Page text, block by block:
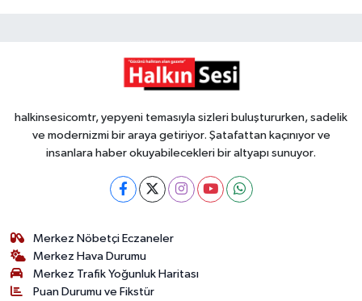
halkinsesicomtr, yepyeni temasıyla sizleri buluştururken, sadelik
ve modernizmi bir araya getiriyor. Şatafattan kaçınıyor ve
insanlara haber okuyabilecekleri bir altyapı sunuyor.
Merkez Nöbetçi Eczaneler
Merkez Hava Durumu
Merkez Trafik Yoğunluk Haritası
Puan Durumu ve Fikstür